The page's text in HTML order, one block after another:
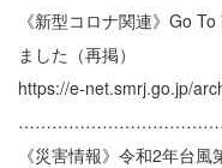
《新型コロナ関連》Go
ました（再掲）
https://e-net.smrj.go.jp/
《災害情報》令和2年台